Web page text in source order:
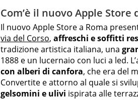
Com’è il nuovo Apple Store
Il nuovo Apple Store a Roma
via del Corso, affreschi e soffitti
tradizione artistica italiana, una
1888 e un lucernaio con luci a led.
con alberi di canfora, che era del
Convertite e attorno al quale si
gelsomini e ulivi ispirata alle